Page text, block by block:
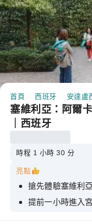
首頁 西班牙 安達盧
塞維利亞：阿爾
｜西班牙
時程 1 小時 30 分
亮點
搶先體驗塞維利
提前一小時進入
避開人群，細細